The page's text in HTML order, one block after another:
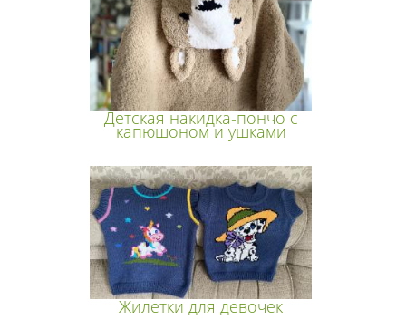
Детская накидка-пончо с
капюшоном и ушками
Жилетки для девочек